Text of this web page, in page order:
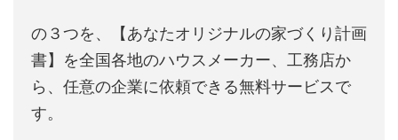
の３つを、【あなたオリジナルの家づくり計画
書】を全国各地のハウスメーカー、工務店か
ら、任意の企業に依頼できる無料サービスで
す。